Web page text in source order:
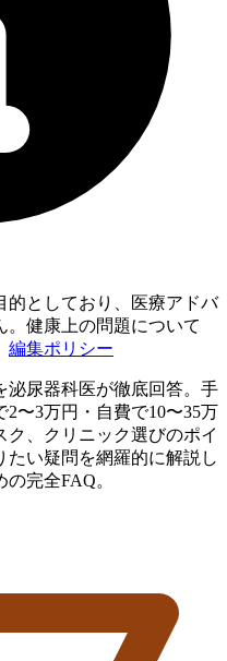
的としており、医療アドバ
。健康上の問題について
編集ポリシー
泌尿器科医が徹底回答。手
〜3万円・自費で10〜35万
ク、クリニック選びのポイ
たい疑問を網羅的に解説し
完全FAQ。